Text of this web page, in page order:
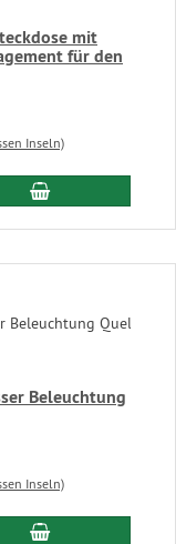
mit
für den
Inseln)
In den
Beleuchtung
Inseln)
In den